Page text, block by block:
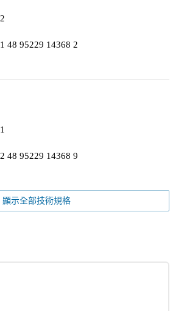
2
1 48 95229 14368 2
1
2 48 95229 14368 9
顯示全部技術規格